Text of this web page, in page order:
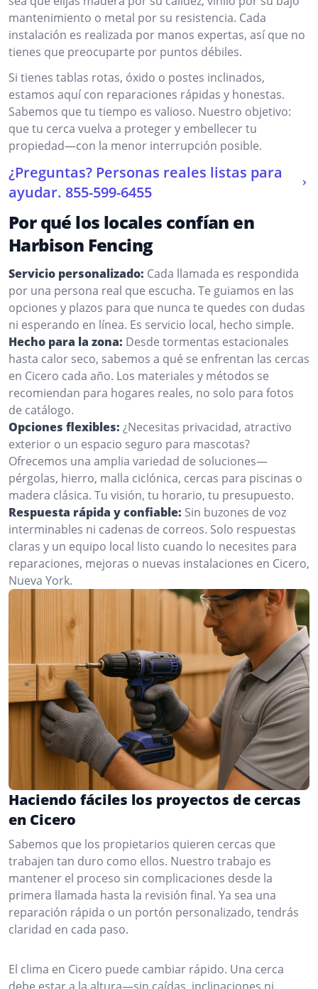
mantenimiento o metal por su resistencia. Cada
instalación es realizada por manos expertas, así que no
tienes que preocuparte por puntos débiles.
Si tienes tablas rotas, óxido o postes inclinados,
estamos aquí con reparaciones rápidas y honestas.
Sabemos que tu tiempo es valioso. Nuestro objetivo:
que tu cerca vuelva a proteger y embellecer tu
propiedad—con la menor interrupción posible.
¿Preguntas? Personas reales listas para
ayudar. 855-599-6455
Por qué los locales confían en
Harbison Fencing
Servicio personalizado: Cada llamada es respondida
por una persona real que escucha. Te guiamos en las
opciones y plazos para que nunca te quedes con dudas
ni esperando en línea. Es servicio local, hecho simple.
Hecho para la zona: Desde tormentas estacionales
hasta calor seco, sabemos a qué se enfrentan las cercas
en Cicero cada año. Los materiales y métodos se
recomiendan para hogares reales, no solo para fotos
de catálogo.
Opciones flexibles: ¿Necesitas privacidad, atractivo
exterior o un espacio seguro para mascotas?
Ofrecemos una amplia variedad de soluciones—
pérgolas, hierro, malla ciclónica, cercas para piscinas o
madera clásica. Tu visión, tu horario, tu presupuesto.
Respuesta rápida y confiable: Sin buzones de voz
interminables ni cadenas de correos. Solo respuestas
claras y un equipo local listo cuando lo necesites para
reparaciones, mejoras o nuevas instalaciones en Cicero,
Nueva York.
Haciendo fáciles los proyectos de cercas
en Cicero
Sabemos que los propietarios quieren cercas que
trabajen tan duro como ellos. Nuestro trabajo es
mantener el proceso sin complicaciones desde la
primera llamada hasta la revisión final. Ya sea una
reparación rápida o un portón personalizado, tendrás
claridad en cada paso.
El clima en Cicero puede cambiar rápido. Una cerca